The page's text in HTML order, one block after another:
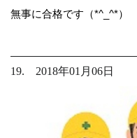
無事に合格です（*^_^*）
19. 2018年01月06日